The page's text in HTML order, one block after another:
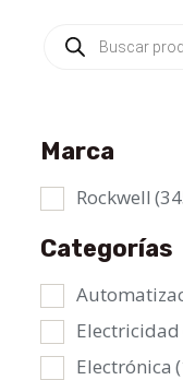
Búsqueda
Marca
Rockwell
Categorías
Electricidad
Electrónica